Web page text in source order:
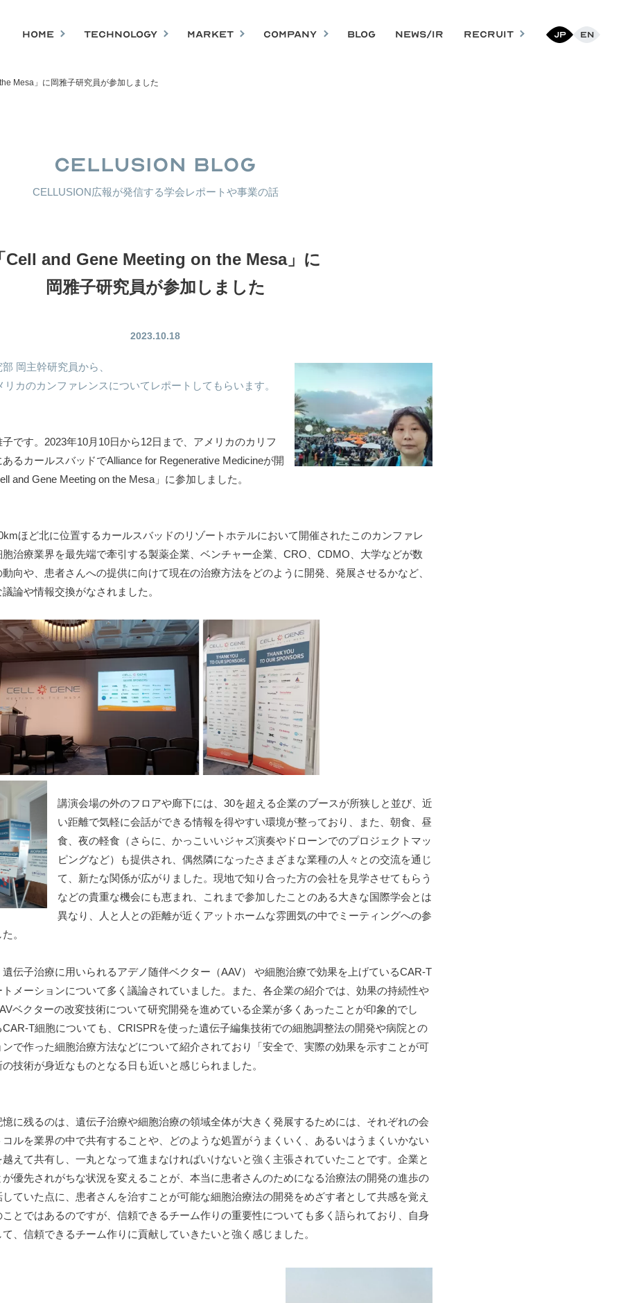
Jp En
HOME TECHNOLOGY MARKET COMPANY BLOG NEWS/IR RECRUIT
Mesa」に岡雅子研究員が参加しました
CELLUSION BLOG
CELLUSION広報が発信する学会レポートや事業の話
Cell and Gene Meeting on the Mesa」に
岡雅子研究員が参加しました
2023.10.18
岡主幹研究員から、
カのカンファレンスについてレポートしてもらいます。
です。2023年10月10日から12日まで、アメリカのカリフ
るカールスバッドでAlliance for Regenerative Medicineが開
and Gene Meeting on the Mesa」に参加しました。
ほど北に位置するカールスバッドのリゾートホテルにおいて開催されたこのカンファレ
治療業界を最先端で牽引する製薬企業、ベンチャー企業、CRO、CDMO、大学などが数
向や、患者さんへの提供に向けて現在の治療方法をどのように開発、発展させるかなど、
論や情報交換がなされました。
講演会場の外のフロアや廊下には、30を超える企業のブースが所狭しと並び、近
い距離で気軽に会話ができる情報を得やすい環境が整っており、また、朝食、昼
食、夜の軽食（さらに、かっこいいジャズ演奏やドローンでのプロジェクトマッ
ピングなど）も提供され、偶然隣になったさまざまな業種の人々との交流を通じ
て、新たな関係が広がりました。現地で知り合った方の会社を見学させてもらう
などの貴重な機会にも恵まれ、これまで参加したことのある大きな国際学会とは
異なり、人と人との距離が近くアットホームな雰囲気の中でミーティングへの参
。
伝子治療に用いられるアデノ随伴ベクター（AAV） や細胞治療で効果を上げているCAR-T
メーションについて多く議論されていました。また、各企業の紹介では、効果の持続性や
ベクターの改変技術について研究開発を進めている企業が多くあったことが印象的でし
T細胞についても、CRISPRを使った遺伝子編集技術での細胞調整法の開発や病院との
で作った細胞治療方法などについて紹介されており「安全で、実際の効果を示すことが可
技術が身近なものとなる日も近いと感じられました。
に残るのは、遺伝子治療や細胞治療の領域全体が大きく発展するためには、それぞれの会
ルを業界の中で共有することや、どのような処置がうまくいく、あるいはうまくいかない
えて共有し、一丸となって進まなければいけないと強く主張されていたことです。企業と
優先されがちな状況を変えることが、本当に患者さんのためになる治療法の開発の進歩の
ていた点に、患者さんを治すことが可能な細胞治療法の開発をめざす者として共感を覚え
とではあるのですが、信頼できるチーム作りの重要性についても多く語られており、自身
、信頼できるチーム作りに貢献していきたいと強く感じました。